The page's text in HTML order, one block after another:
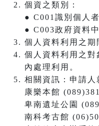
個資之類別：
● C001識別個人
● C003政府資料
個人資料利用之期
個人資料利用之
內處理利用。
相關資訊：申請人
康樂本館
卑南遺址公園
南科考古館